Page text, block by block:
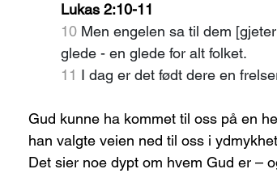
Lukas 2:10-11
10 Men engelen sa til dem
glede - en glede for alt folket.
11 I dag er det født dere en
Gud kunne ha kommet til oss på en
han valgte veien ned til oss i
Det sier noe dypt om hvem Gud er –